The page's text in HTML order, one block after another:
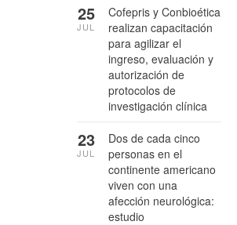
Cofepris y Conbioética
realizan capacitación
para agilizar el
ingreso, evaluación y
autorización de
protocolos de
investigación clínica
25
JUL
Dos de cada cinco
personas en el
continente americano
viven con una
afección neurológica:
estudio
23
JUL